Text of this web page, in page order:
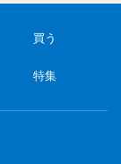
買う
特集